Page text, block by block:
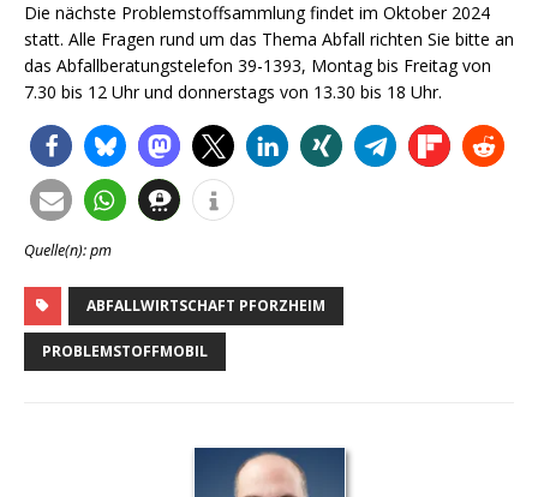
Die nächste Problemstoffsammlung findet im Oktober 2024
statt. Alle Fragen rund um das Thema Abfall richten Sie bitte an
das Abfallberatungstelefon 39-1393, Montag bis Freitag von
7.30 bis 12 Uhr und donnerstags von 13.30 bis 18 Uhr.
Quelle(n): pm
ABFALLWIRTSCHAFT PFORZHEIM
PROBLEMSTOFFMOBIL